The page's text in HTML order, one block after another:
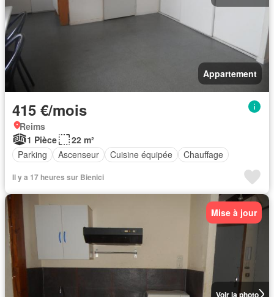
Appartement
415 €/mois
Reims
1 Pièce
22 m²
Parking
Ascenseur Cuisine équipée Chauffage
Il y a 17 heures sur Bienici
Voir la photo
Mise à jour